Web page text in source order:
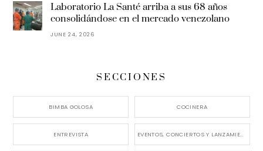
Laboratorio La Santé arriba a sus 68 años
consolidándose en el mercado venezolano
JUNE 24, 2026
SECCIONES
BIMBA GOLOSA COCINERA
ENTREVISTA EVENTOS, CONCIERTOS Y LANZAMIENTOS